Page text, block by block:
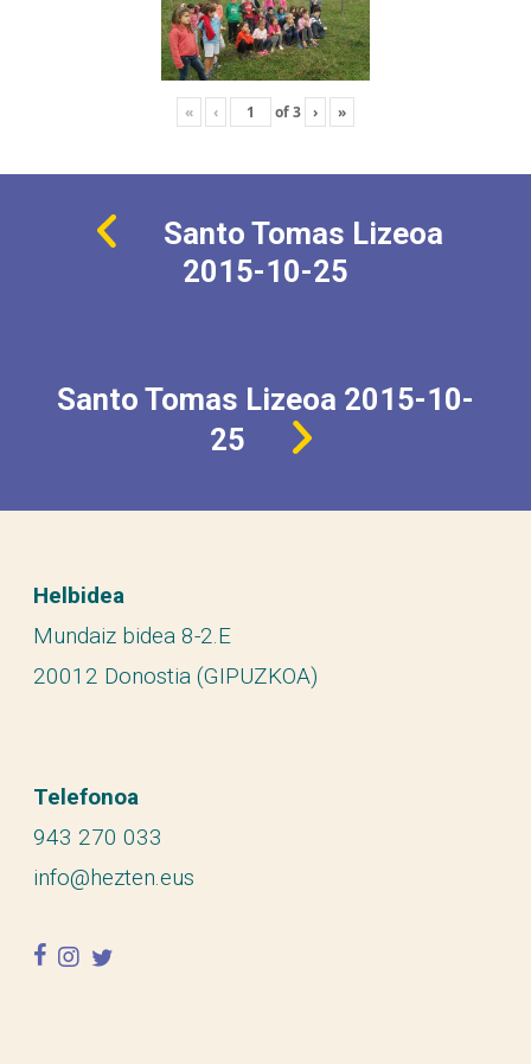
« ‹ of3 › »
Santo Tomas Lizeoa
2015-10-25
Santo Tomas Lizeoa 2015-10-
25
Helbidea
Mundaiz bidea 8-2.E
20012 Donostia (GIPUZKOA)
Telefonoa
943 270 033
info@hezten.eus
facebook
instagram
twitter